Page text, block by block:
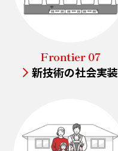
Frontier 07
新技術の社会実装